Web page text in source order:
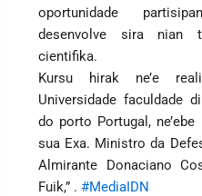
oportunidade
desenvolve sira nian
cientifika.
Kursu hirak ne’e
Universidade faculdade
do porto Portugal,
sua Exa. Ministro da
Almirante Donaciano
Fuik,” .#MediaIDN